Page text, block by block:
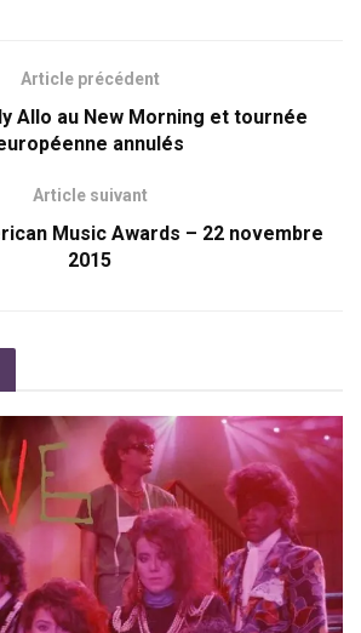
Article précédent
Allo au New Morning et tournée
annulés
Article suivant
Music Awards – 22 novembre
2015